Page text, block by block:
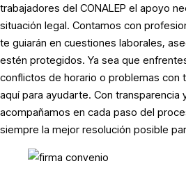
trabajadores del CONALEP el apoyo
situación legal. Contamos con
te guiarán en cuestiones laborales,
estén protegidos. Ya sea que
conflictos de horario o problemas con
aquí para ayudarte. Con transparencia
acompañamos en cada paso del
siempre la mejor resolución posible